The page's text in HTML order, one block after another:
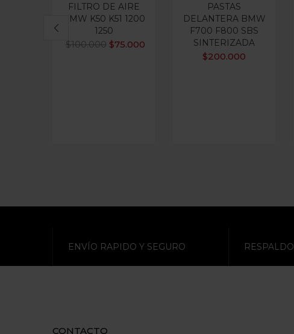
FILTRO DE AIRE
BMW K50 K51 1200
1250
$100.000 $75.000
PASTAS
DELANTERA BMW
F700 F800 SBS
SINTERIZADA
$200.000
ENVÍO RAPIDO Y SEGURO RESPALDO
CONTACTO